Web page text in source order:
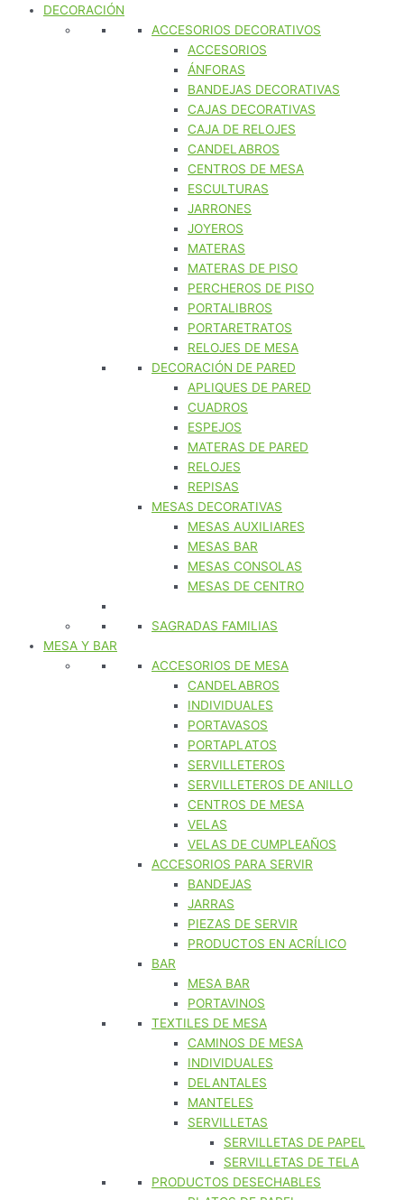
DECORACIÓN
ACCESORIOS DECORATIVOS
ACCESORIOS
ÁNFORAS
BANDEJAS DECORATIVAS
CAJAS DECORATIVAS
CAJA DE RELOJES
CANDELABROS
CENTROS DE MESA
ESCULTURAS
JARRONES
JOYEROS
MATERAS
MATERAS DE PISO
PERCHEROS DE PISO
PORTALIBROS
PORTARETRATOS
RELOJES DE MESA
DECORACIÓN DE PARED
APLIQUES DE PARED
CUADROS
ESPEJOS
MATERAS DE PARED
RELOJES
REPISAS
MESAS DECORATIVAS
MESAS AUXILIARES
MESAS BAR
MESAS CONSOLAS
MESAS DE CENTRO
SAGRADAS FAMILIAS
MESA Y BAR
ACCESORIOS DE MESA
CANDELABROS
INDIVIDUALES
PORTAVASOS
PORTAPLATOS
SERVILLETEROS
SERVILLETEROS DE ANILLO
CENTROS DE MESA
VELAS
VELAS DE CUMPLEAÑOS
ACCESORIOS PARA SERVIR
BANDEJAS
JARRAS
PIEZAS DE SERVIR
PRODUCTOS EN ACRÍLICO
BAR
MESA BAR
PORTAVINOS
TEXTILES DE MESA
CAMINOS DE MESA
INDIVIDUALES
DELANTALES
MANTELES
SERVILLETAS
SERVILLETAS DE PAPEL
SERVILLETAS DE TELA
PRODUCTOS DESECHABLES